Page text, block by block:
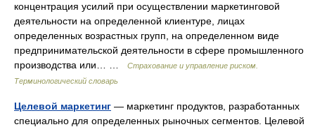
концентрация усилий при осуществлении маркетинговой
деятельности на определенной клиентуре, лицах
определенных возрастных групп, на определенном виде
предпринимательской деятельности в сфере промышленного
производства или… …
Страхование и управление риском.
Терминологический словарь
Целевой маркетинг — маркетинг продуктов, разработанных
специально для определенных рыночных сегментов. Целевой